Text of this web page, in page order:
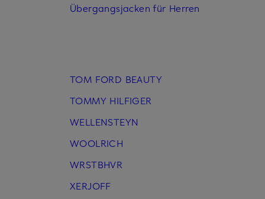
Übergangsjacken für Herren
TOM FORD BEAUTY
TOMMY HILFIGER
WELLENSTEYN
WOOLRICH
WRSTBHVR
XERJOFF